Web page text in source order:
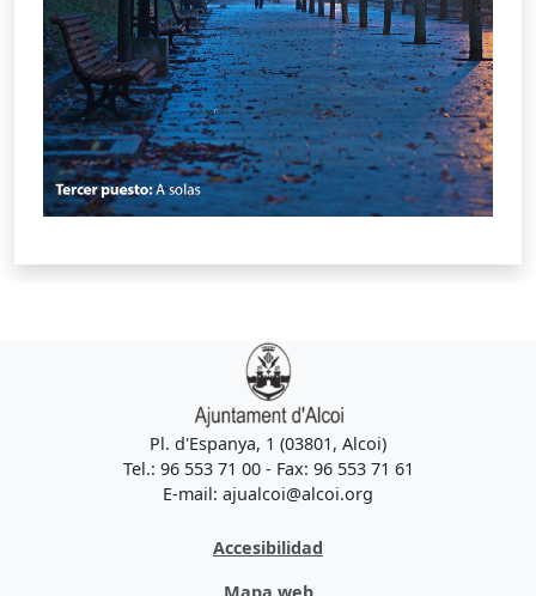
Pl. d'Espanya, 1 (03801, Alcoi)
Tel.: 96 553 71 00 - Fax: 96 553 71 61
E-mail: ajualcoi@alcoi.org
Accesibilidad